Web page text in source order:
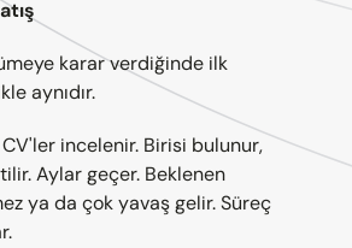
karar verdiğinde ilk
aynıdır.
CV'ler incelenir. Birisi bulunur,
Aylar geçer. Beklenen
ya da çok yavaş gelir. Süreç